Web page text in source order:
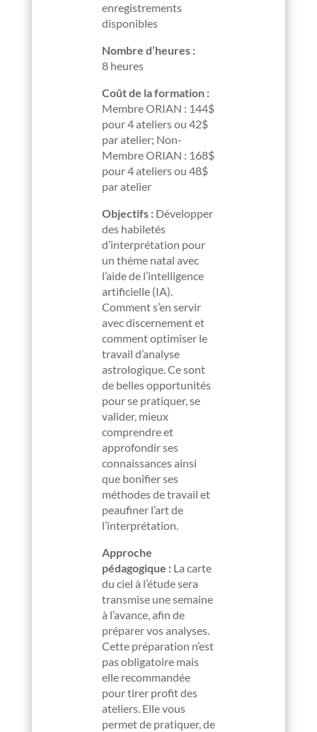
enregistrements
disponibles
Nombre d’heures :
8 heures
Coût de la formation :
Membre ORIAN : 144$
pour 4 ateliers ou 42$
par atelier; Non-
Membre ORIAN : 168$
pour 4 ateliers ou 48$
par atelier
Objectifs : Développer
des habiletés
d’interprétation pour
un thème natal avec
l’aide de l’intelligence
artificielle (IA).
Comment s’en servir
avec discernement et
comment optimiser le
travail d’analyse
astrologique. Ce sont
de belles opportunités
pour se pratiquer, se
valider, mieux
comprendre et
approfondir ses
connaissances ainsi
que bonifier ses
méthodes de travail et
peaufiner l’art de
l’interprétation.
Approche
pédagogique :La carte
du ciel à l’étude sera
transmise une semaine
à l’avance, afin de
préparer vos analyses.
Cette préparation n’est
pas obligatoire mais
elle recommandée
pour tirer profit des
ateliers. Elle vous
permet de pratiquer, de